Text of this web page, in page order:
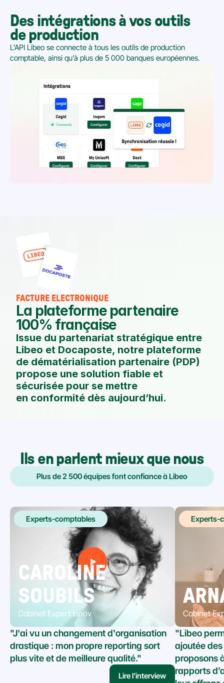
Des intégrations à vos outils
de production
L’API Libeo se connecte à tous les outils de production
comptable, ainsi qu’à plus de 5 000 banques européennes.
FACTURE ÉLECTRONIQUE
La plateforme partenaire
100% française
Issue du partenariat stratégique entre
Libeo et Docaposte, notre plateforme
de dématérialisation partenaire (PDP)
propose une solution fiable et
sécurisée pour se mettre
en conformité dès aujourd’hui.
Ils en parlent mieux que nous
Plus de 2 500 équipes font confiance à Libeo
Experts-comptables
CAROLINE
SOUBILS
Cabinet Expert Innov
"J'ai vu un changement d'organisation
drastique : mon propre reporting sort
plus vite et de meilleure qualité."
Lire l’interview
Experts-
Cabinet
"Libeo
ajoutée
proposons
rapports